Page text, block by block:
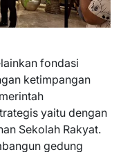
fondasi
ketimpangan
yaitu dengan
Sekolah Rakyat.
gedung